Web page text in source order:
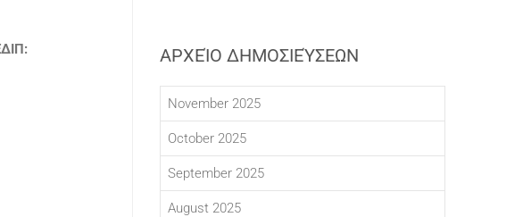
ΑΡΧΕΊΟ ΔΗΜΟΣΙΕΎΣΕΩΝ
November 2025
October 2025
September 2025
August 2025